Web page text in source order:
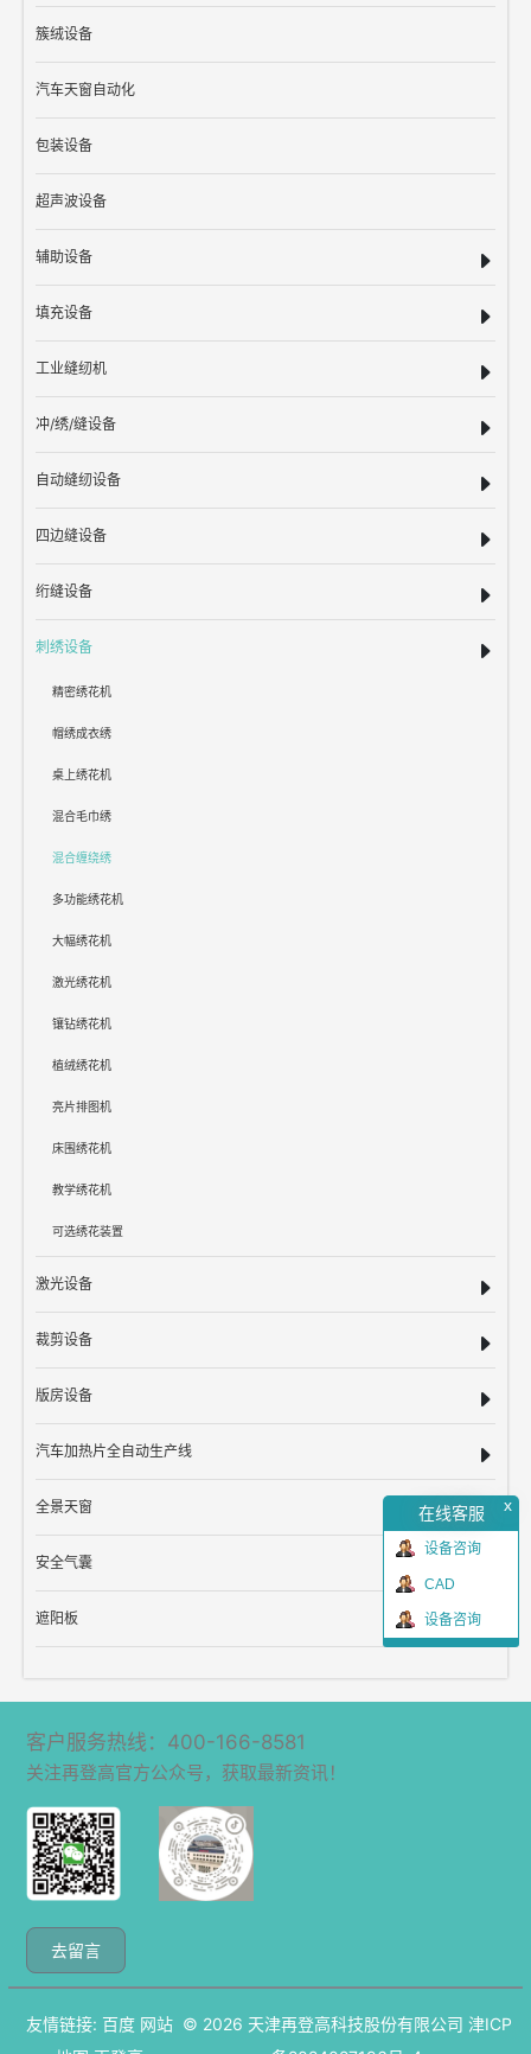
在线客服 x
设备咨询
CAD
设备咨询
簇绒设备
汽车天窗自动化
包装设备
超声波设备
辅助设备
填充设备
工业缝纫机
冲/绣/缝设备
自动缝纫设备
四边缝设备
绗缝设备
刺绣设备
精密绣花机
帽绣成衣绣
桌上绣花机
混合毛巾绣
混合缠绕绣
多功能绣花机
大幅绣花机
激光绣花机
镶钻绣花机
植绒绣花机
亮片排图机
床围绣花机
教学绣花机
可选绣花装置
激光设备
裁剪设备
版房设备
汽车加热片全自动生产线
全景天窗
安全气囊
遮阳板
客户服务热线：400-166-8581
关注再登高官方公众号，获取最新资讯！
去留言
友情链接: 百度 网站 © 2026 天津再登高科技股份有限公司 津ICP